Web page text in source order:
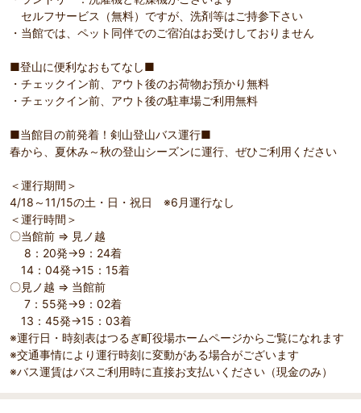
セルフサービス（無料）ですが、洗剤等はご持参下さい
・当館では、ペット同伴でのご宿泊はお受けしておりません
■登山に便利なおもてなし■
・チェックイン前、アウト後のお荷物お預かり無料
・チェックイン前、アウト後の駐車場ご利用無料
■当館目の前発着！剣山登山バス運行■
春から、夏休み～秋の登山シーズンに運行、ぜひご利用ください
＜運行期間＞
4/18～11/15の土・日・祝日 ※6月運行なし
＜運行時間＞
〇当館前 ⇒ 見ノ越
8：20発→9：24着
14：04発→15：15着
〇見ノ越 ⇒ 当館前
7：55発→9：02着
13：45発→15：03着
※運行日・時刻表はつるぎ町役場ホームページからご覧になれます
※交通事情により運行時刻に変動がある場合がございます
※バス運賃はバスご利用時に直接お支払いください（現金のみ）